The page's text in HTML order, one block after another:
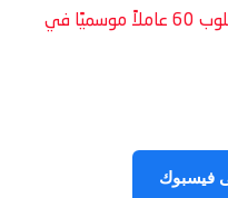
العمل في كندا / مطلوب 60 عاملاً موسميًا في
فيسبوك